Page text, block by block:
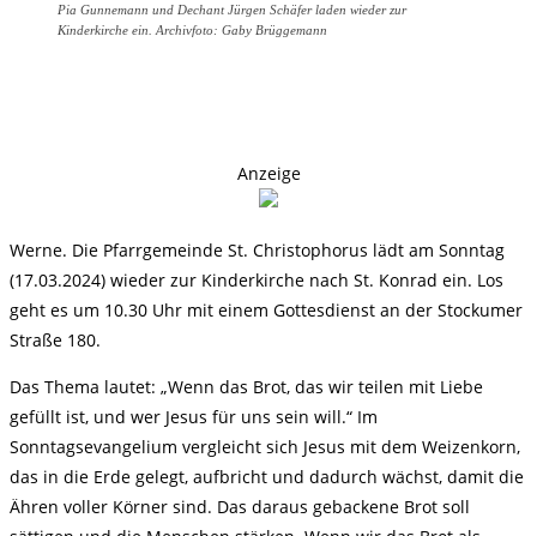
Pia Gunnemann und Dechant Jürgen Schäfer laden wieder zur
Kinderkirche ein. Archivfoto: Gaby Brüggemann
Anzeige
Werne. Die Pfarrgemeinde St. Christophorus lädt am Sonntag
(17.03.2024) wieder zur Kinderkirche nach St. Konrad ein. Los
geht es um 10.30 Uhr mit einem Gottesdienst an der Stockumer
Straße 180.
Das Thema lautet: „Wenn das Brot, das wir teilen mit Liebe
gefüllt ist, und wer Jesus für uns sein will.“ Im
Sonntagsevangelium vergleicht sich Jesus mit dem Weizenkorn,
das in die Erde gelegt, aufbricht und dadurch wächst, damit die
Ähren voller Körner sind. Das daraus gebackene Brot soll